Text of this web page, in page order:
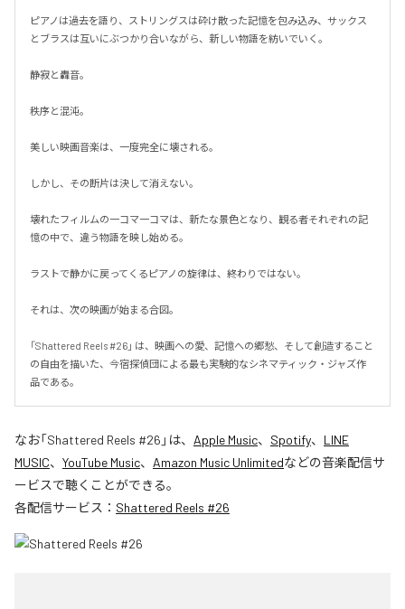
ピアノは過去を語り、ストリングスは砕け散った記憶を包み込み、サックス
とブラスは互いにぶつかり合いながら、新しい物語を紡いでいく。
静寂と轟音。
秩序と混沌。
美しい映画音楽は、一度完全に壊される。
しかし、その断片は決して消えない。
壊れたフィルムの一コマ一コマは、新たな景色となり、観る者それぞれの記
憶の中で、違う物語を映し始める。
ラストで静かに戻ってくるピアノの旋律は、終わりではない。
それは、次の映画が始まる合図。
「Shattered Reels #26」 は、映画への愛、記憶への郷愁、そして創造すること
の自由を描いた、今宿探偵団による最も実験的なシネマティック・ジャズ作
品である。
なお「Shattered Reels #26 」は、 Apple Music、 Spotify、 LINE
MUSIC、 YouTube Music、 Amazon Music Unlimitedなどの音楽配信サ
ービスで聴くことができる。
各配信サービス： Shattered Reels #26